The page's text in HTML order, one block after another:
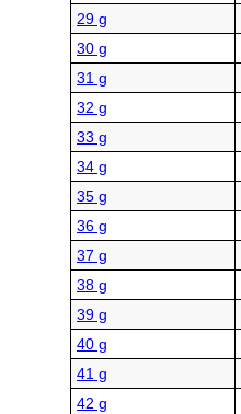
29 g
30 g
31 g
32 g
33 g
34 g
35 g
36 g
37 g
38 g
39 g
40 g
41 g
42 g